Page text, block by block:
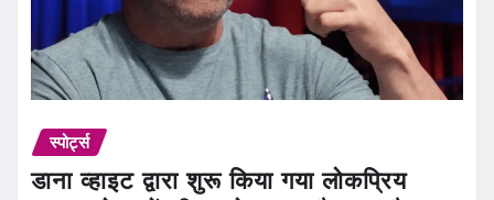
स्पोर्ट्स
डाना व्हाइट द्वारा शुरू किया गया लोकप्रिय